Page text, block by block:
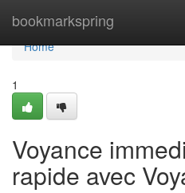
bookmarkspring
Home
Home
1
Voyance
rapide avec